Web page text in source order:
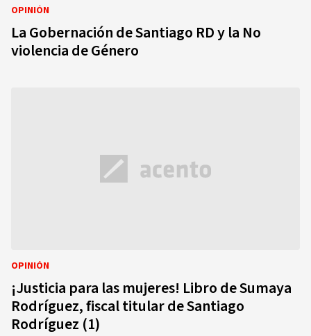
OPINIÓN
La Gobernación de Santiago RD y la No
violencia de Género
OPINIÓN
¡Justicia para las mujeres! Libro de Sumaya
Rodríguez, fiscal titular de Santiago
Rodríguez (1)